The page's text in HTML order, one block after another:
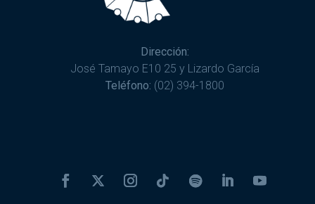
Dirección:
José Tamayo E10 25 y Lizardo García
Teléfono: (02) 394-1800